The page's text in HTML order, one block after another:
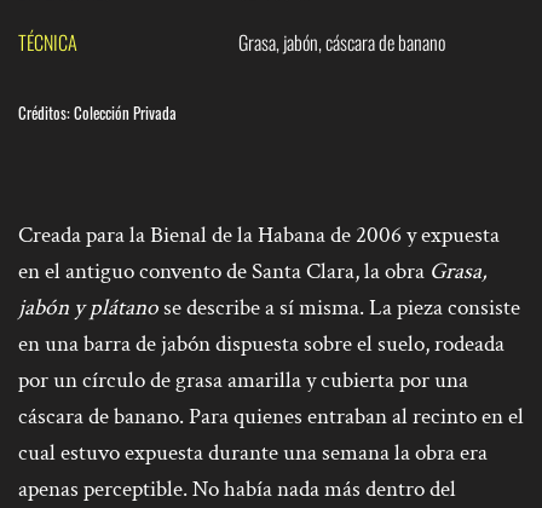
TÉCNICA
Grasa, jabón, cáscara de banano
Créditos: Colección Privada
Creada para la Bienal de la Habana de 2006 y expuesta
en el antiguo convento de Santa Clara, la obra Grasa,
jabón y plátanose describe a sí misma. La pieza consiste
en una barra de jabón dispuesta sobre el suelo, rodeada
por un círculo de grasa amarilla y cubierta por una
cáscara de banano. Para quienes entraban al recinto en el
cual estuvo expuesta durante una semana la obra era
apenas perceptible. No había nada más dentro del